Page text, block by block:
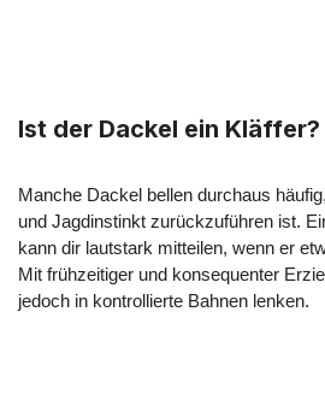
Ist der Dackel ein Kläffer?
Manche Dackel bellen durchaus
und Jagdinstinkt zurückzuführen ist.
kann dir lautstark mitteilen, wenn er
Mit frühzeitiger und konsequenter
jedoch in kontrollierte Bahnen lenken.